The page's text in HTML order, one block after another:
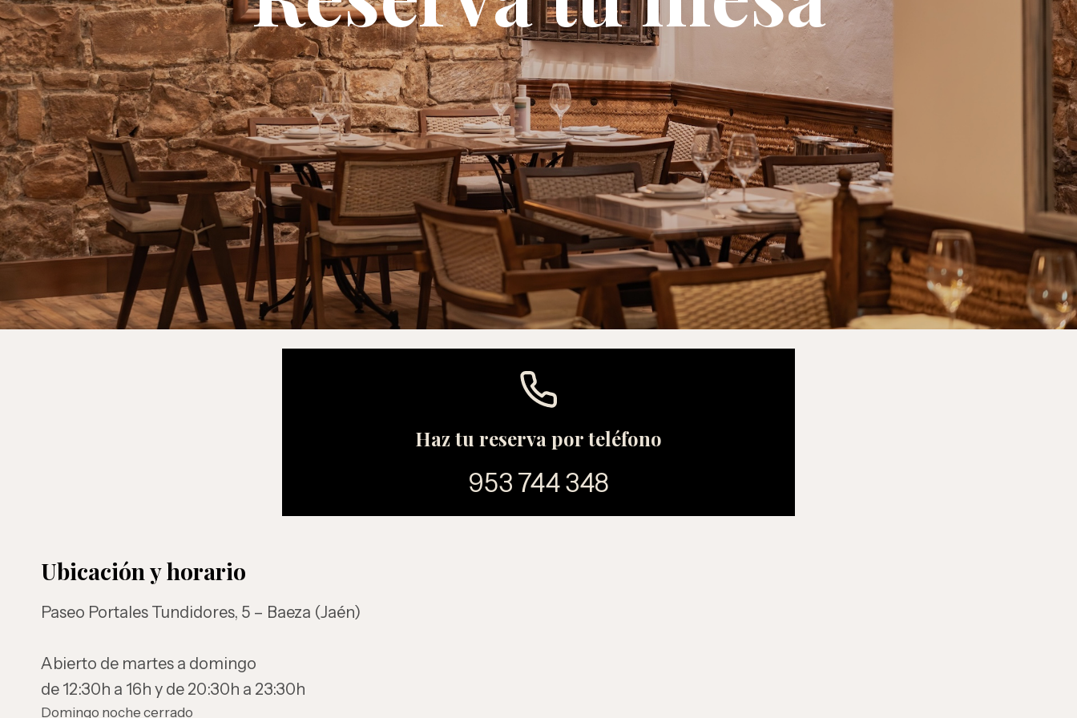
Haz tu reserva por teléfono
953 744 348
Ubicación y horario
Paseo Portales Tundidores, 5 – Baeza (Jaén)
Abierto de martes a domingo
de 12:30h a 16h y de 20:30h a 23:30h
Domingo noche cerrado